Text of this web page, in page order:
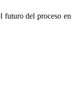
futuro del proceso en